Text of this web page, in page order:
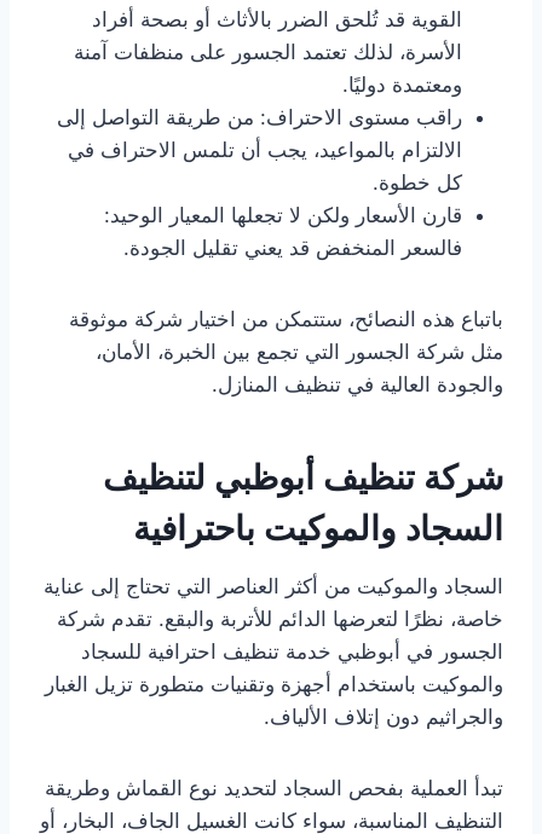
القوية قد تُلحق الضرر بالأثاث أو بصحة أفراد
الأسرة، لذلك تعتمد الجسور على منظفات آمنة
ومعتمدة دوليًا.
راقب مستوى الاحتراف: من طريقة التواصل إلى
الالتزام بالمواعيد، يجب أن تلمس الاحتراف في
كل خطوة.
قارن الأسعار ولكن لا تجعلها المعيار الوحيد:
فالسعر المنخفض قد يعني تقليل الجودة.
باتباع هذه النصائح، ستتمكن من اختيار شركة موثوقة
مثل شركة الجسور التي تجمع بين الخبرة، الأمان،
والجودة العالية في تنظيف المنازل.
شركة تنظيف أبوظبي لتنظيف
السجاد والموكيت باحترافية
السجاد والموكيت من أكثر العناصر التي تحتاج إلى عناية
خاصة، نظرًا لتعرضها الدائم للأتربة والبقع. تقدم شركة
الجسور في أبوظبي خدمة تنظيف احترافية للسجاد
والموكيت باستخدام أجهزة وتقنيات متطورة تزيل الغبار
والجراثيم دون إتلاف الألياف.
تبدأ العملية بفحص السجاد لتحديد نوع القماش وطريقة
التنظيف المناسبة، سواء كانت الغسيل الجاف، البخار، أو